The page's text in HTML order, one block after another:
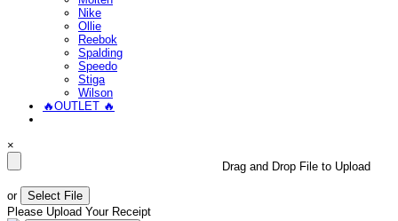
Nike
Ollie
Reebok
Spalding
Speedo
Stiga
Wilson
🔥OUTLET 🔥
×
Drag and Drop File to Upload
or
Select File
Please Upload Your Receipt